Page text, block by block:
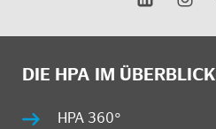
DIE HPA IM ÜBERBLICK
HPA 360°